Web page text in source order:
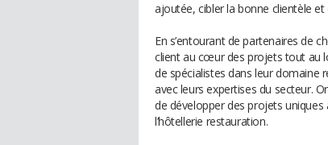
ajoutée, cibler la bonne clientèle
En s’entourant de partenaires de
client au cœur des projets tout au
de spécialistes dans leur domaine
avec leurs expertises du secteur.
de développer des projets
l’hôtellerie restauration.